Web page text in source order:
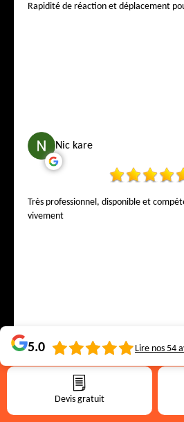
Devis gratuit
Rapidité de réaction et déplacement
Nic kare
Très professionnel, disponible et
vivement
Anna Nakaai
5.0 Lire nos 54